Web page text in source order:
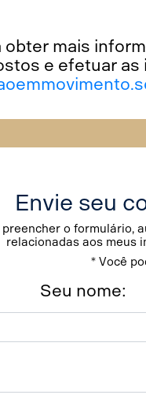
obter mais
e efetuar as
Envie seu
preencher o formulário,
relacionadas aos meus
* Você
Seu nome: